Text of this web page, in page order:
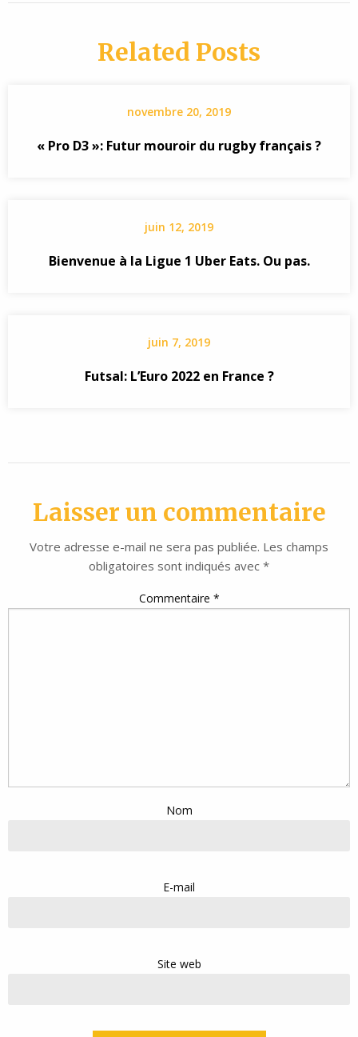
Related Posts
novembre 20, 2019
« Pro D3 »: Futur mouroir du rugby français ?
juin 12, 2019
Bienvenue à la Ligue 1 Uber Eats. Ou pas.
juin 7, 2019
Futsal: L’Euro 2022 en France ?
Laisser un commentaire
Votre adresse e-mail ne sera pas publiée. Les champs
obligatoires sont indiqués avec *
Commentaire *
Nom
E-mail
Site web